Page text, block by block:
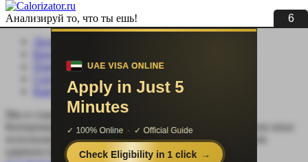
5
Анализируй то, что ты ешь!
Личный кабинет
Помощь сайту
Соцсети
Карта сайта
Мы в социальных сетях:
Копирование, перепечатка (целиком или частично) или иное
использование материала без письменного разрешения
администрации сайта Calorizator.ru не допускается.